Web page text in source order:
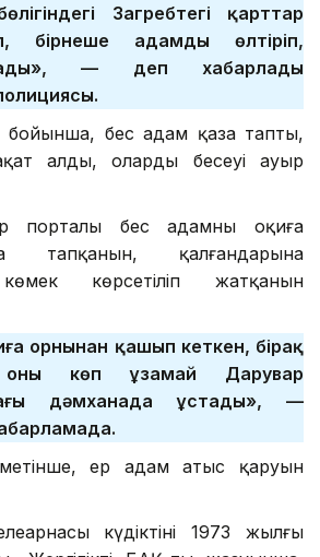
Загребтегі қарттар
бірнеше адамды өлтіріп,
— деп хабарлады
бойынша, бес адам қаза тапты,
алды, олардың бесеуі ауыр
порталы бес адамның оқиға
тапқанын, қалғандарына
көрсетіліп жатқанын
орнынан қашып кеткен, бірақ
оны көп ұзамай Дарувар
дәмханада ұстады», —
ер адам атыс қаруын
күдіктінің 1973 жылғы